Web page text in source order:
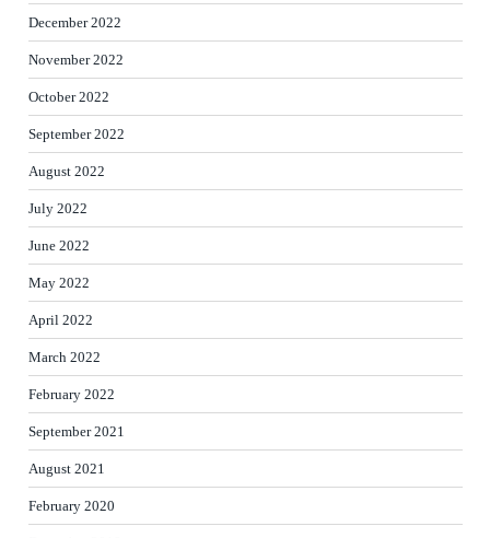
December 2022
November 2022
October 2022
September 2022
August 2022
July 2022
June 2022
May 2022
April 2022
March 2022
February 2022
September 2021
August 2021
February 2020